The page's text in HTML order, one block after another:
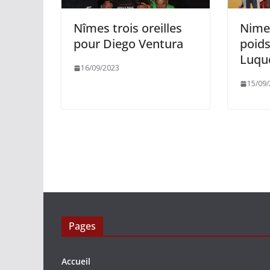
Nîmes trois oreilles
pour Diego Ventura
16/09/2023
15/
Pages
Accueil